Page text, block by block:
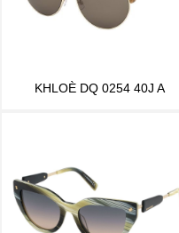
KHLOÈ DQ 0254 40J A